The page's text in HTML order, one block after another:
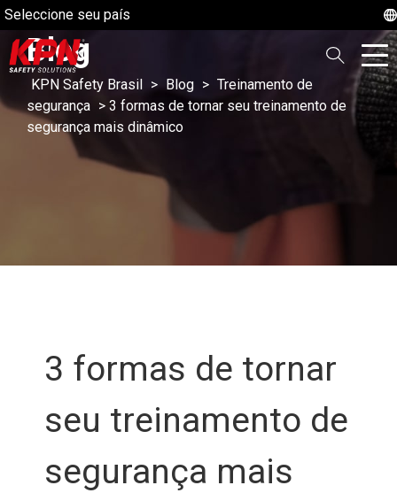
Seleccione seu país
Blog
KPN Safety Brasil > Blog > Treinamento de
segurança > 3 formas de tornar seu treinamento de
segurança mais dinâmico
3 formas de tornar
seu treinamento de
segurança mais